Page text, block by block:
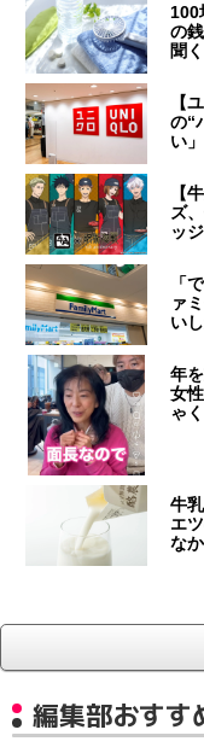
100
の
聞く
【
の“
い
【
ズ
ッ
「
ァ
い
年
女
ゃ
牛
エ
な
編集部おすす